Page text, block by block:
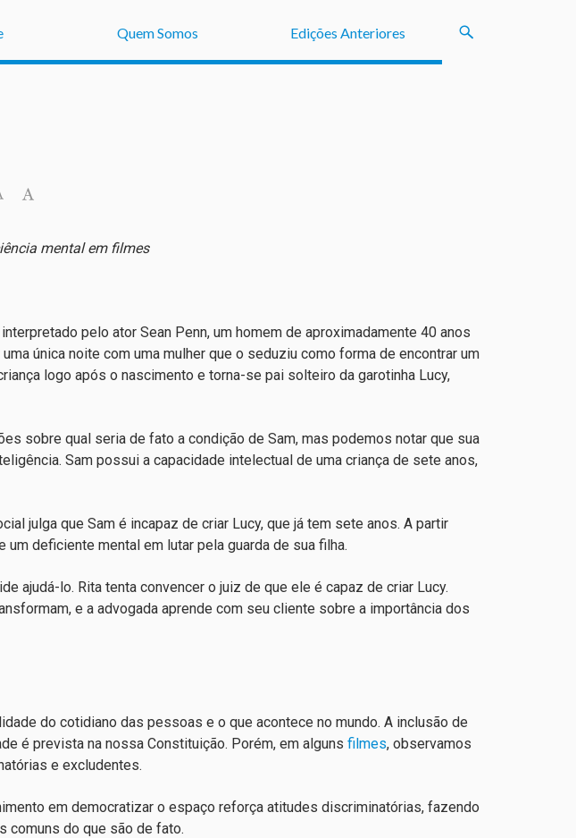
Quem Somos Edições Anteriores
mental em filmes
pelo ator Sean Penn, um homem de aproximadamente 40 anos
única noite com uma mulher que o seduziu como forma de encontrar um
logo após o nascimento e torna-se pai solteiro da garotinha Lucy,
sobre qual seria de fato a condição de Sam, mas podemos notar que sua
Sam possui a capacidade intelectual de uma criança de sete anos,
julga que Sam é incapaz de criar Lucy, que já tem sete anos. A partir
deficiente mental em lutar pela guarda de sua filha.
ajudá-lo. Rita tenta convencer o juiz de que ele é capaz de criar Lucy.
e a advogada aprende com seu cliente sobre a importância dos
do cotidiano das pessoas e o que acontece no mundo. A inclusão de
é prevista na nossa Constituição. Porém, em alguns filmes, observamos
e excludentes.
em democratizar o espaço reforça atitudes discriminatórias, fazendo
comuns do que são de fato.